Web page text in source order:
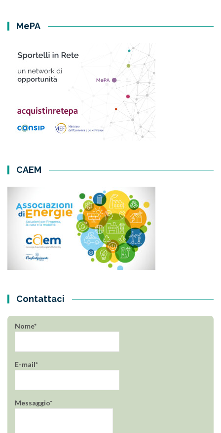
MePA
CAEM
Contattaci
Nome*
E-mail*
Messaggio*